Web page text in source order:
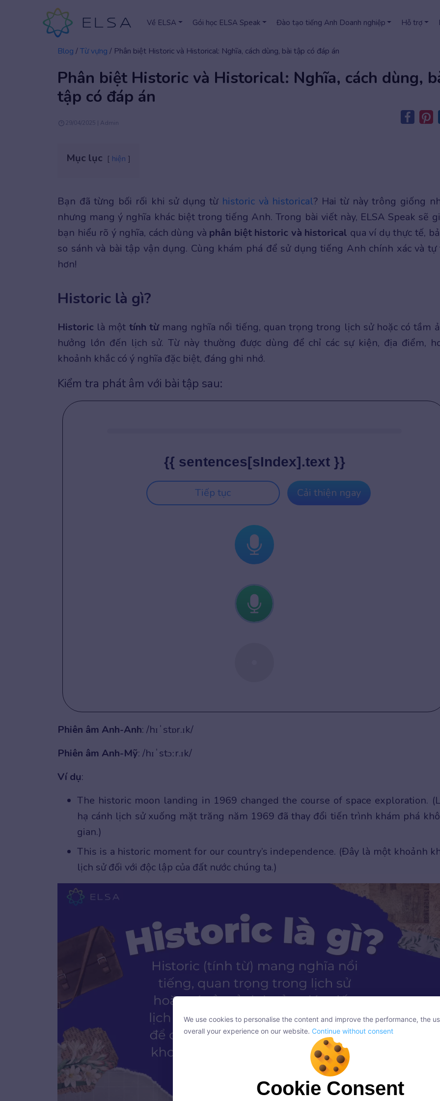
Về ELSA Gói học ELSA Speak Đào tạo tiếng Anh Doanh nghiệp Hỗ trợ
Blog /Từ vựng / Phân biệt Historic và Historical: Nghĩa, cách dùng, bài tập có đáp án
Phân biệt Historic và Historical: Nghĩa, cách dùng,
tập có đáp án
29/04/2025 | Admin
Mục lục hiện
Bạn đã từng bối rối khi sử dụng từ historic và historical? Hai từ này trông giống
nhưng mang ý nghĩa khác biệt trong tiếng Anh. Trong bài viết này, ELSA Speak sẽ
bạn hiểu rõ ý nghĩa, cách dùng và phân biệt historic và historical qua ví dụ thực tế,
so sánh và bài tập vận dụng. Cùng khám phá để sử dụng tiếng Anh chính xác và tự
hơn!
Historic là gì?
Historic là một tính từmang nghĩa nổi tiếng, quan trọng trong lịch sử hoặc có tầm
hưởng lớn đến lịch sử. Từ này thường được dùng để chỉ các sự kiện, địa điểm,
khoảnh khắc có ý nghĩa đặc biệt, đáng ghi nhớ.
Kiểm tra phát âm với bài tập sau:
{{ sentences[sIndex].text }}
Tiếp tục Cải thiện ngay
Phiên âm Anh-Anh: /hɪˈstɒr.ɪk/
Phiên âm Anh-Mỹ: /hɪˈstɔːr.ɪk/
Ví dụ:
The historic moon landing in 1969 changed the course of space exploration.
hạ cánh lịch sử xuống mặt trăng năm 1969 đã thay đổi tiến trình khám phá
gian.)
This is a historic moment for our country’s independence. (Đây là một khoảnh
lịch sử đối với độc lập của đất nước chúng ta.)
We use cookies to personalise the content and improve the performance, the
overall your experience on our website.
Continue without consent
Cookie Consent
We use cookies to personalise the content and improve the performance, the
overall your experience on our website. Continue without consent
Cookie Consent